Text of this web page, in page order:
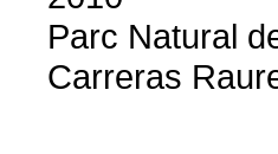
Parc Natural
Carreras